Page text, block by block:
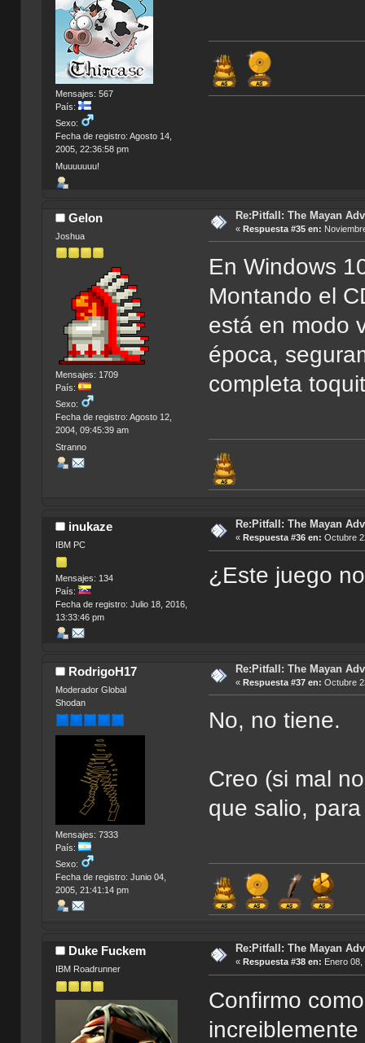
Mensajes: 567
País:
Sexo:
Fecha de registro: Agosto 14,
2005, 22:36:58 pm
Muuuuuuu!
Gelon
Joshua
Mensajes: 1709
País:
Sexo:
Fecha de registro: Agosto 12,
2004, 09:45:39 am
Stranno
Re:Pitfall: The Mayan
« Respuesta #35 en:
En Windows
Montando el
está en modo
época,
completa
inukaze
IBM PC
Mensajes: 134
País:
Fecha de registro: Julio 18, 2016,
13:33:46 pm
Re:Pitfall: The Mayan
« Respuesta #36 en: Octubre
¿Este juego
RodrigoH17
Moderador Global
Shodan
Mensajes: 7333
País:
Sexo:
Fecha de registro: Junio 04,
2005, 21:41:14 pm
Re:Pitfall: The Mayan
« Respuesta #37 en: Octubre
No, no tiene.
Creo (si mal
que salio,
Duke Fuckem
IBM Roadrunner
Re:Pitfall: The Mayan
« Respuesta #38 en: Enero
Confirmo